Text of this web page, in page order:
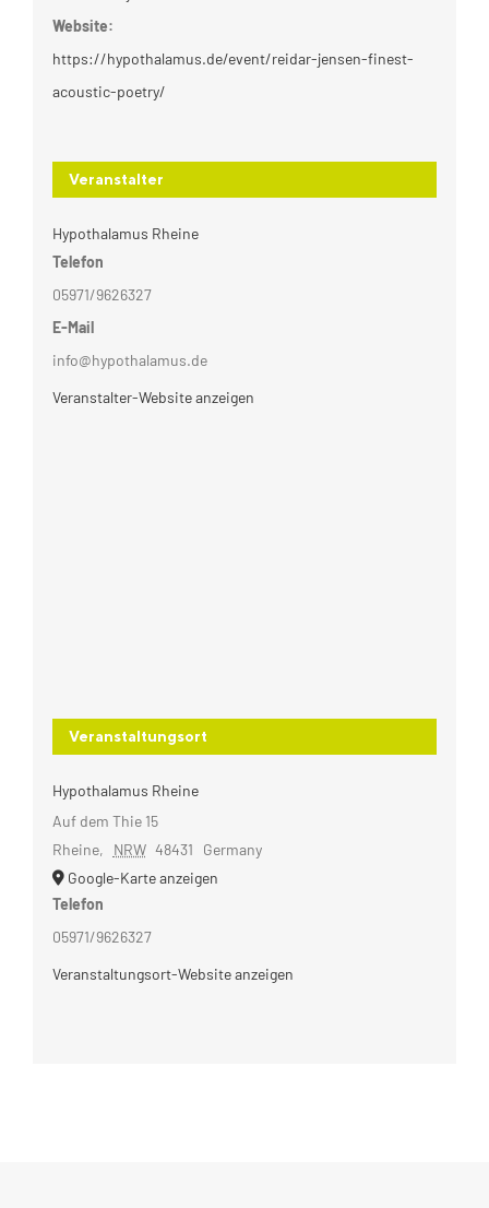
Website:
https://hypothalamus.de/event/reidar-jensen-finest-
acoustic-poetry/
Veranstalter
Hypothalamus Rheine
Telefon
05971/9626327
E-Mail
info@hypothalamus.de
Veranstalter-Website anzeigen
Veranstaltungsort
Hypothalamus Rheine
Auf dem Thie 15
Rheine, NRW 48431
Germany
Google-Karte anzeigen
Telefon
05971/9626327
Veranstaltungsort-Website anzeigen